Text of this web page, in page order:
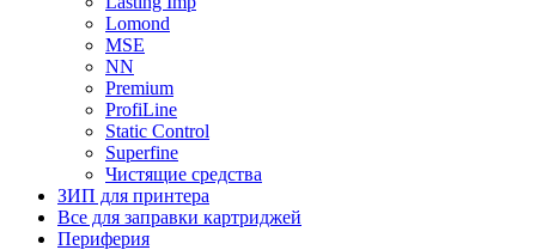
Lomond
MSE
NN
Premium
ProfiLine
Static Control
Superfine
Чистящие средства
ЗИП для принтера
Все для заправки картриджей
Периферия